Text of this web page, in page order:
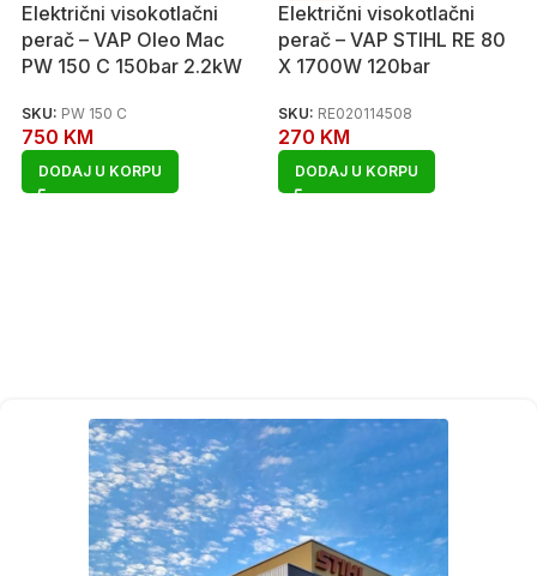
Električni visokotlačni
perač – VAP Oleo Mac
PW 150 C 150bar 2.2kW
SKU: PW 150 C
750 KM
DODAJ U KORPU
Električni visokotlačni
perač – VAP STIHL RE 80
X 1700W 120bar
SKU: RE020114508
270 KM
DODAJ U KORPU